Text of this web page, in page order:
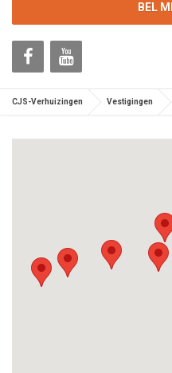
BEL
CJS-Verhuizingen Vestigingen